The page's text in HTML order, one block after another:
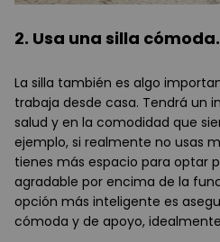
2. Usa una silla cómoda.
La silla también es algo
trabaja desde casa. Tendrá un
salud y en la comodidad que
ejemplo, si realmente no usas
tienes más espacio para optar
agradable por encima de la
opción más inteligente es
cómoda y de apoyo,